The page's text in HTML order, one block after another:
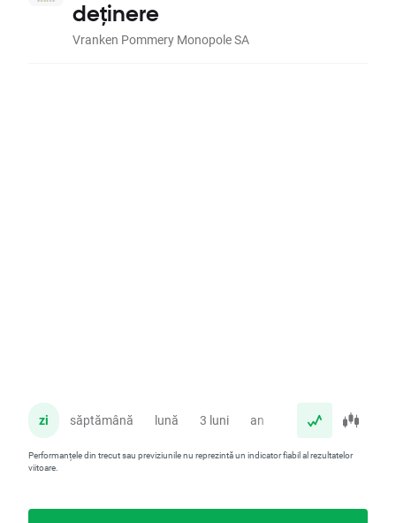
deținere
Vranken Pommery Monopole SA
zi săptămână lună 3 luni an
Performanțele din trecut sau previziunile nu reprezintă un indicator fiabil al rezultatelor
viitoare.